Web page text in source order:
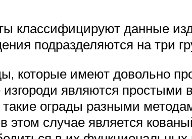
классифицируют данные
подразделяются на три
которые имеют довольно
являются простыми
ограды разными
случае является